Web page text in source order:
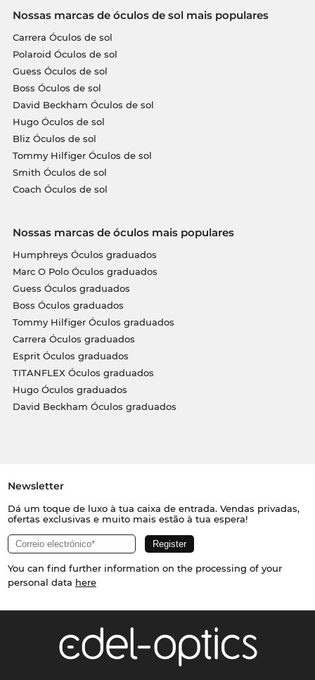
Nossas marcas de óculos de sol mais populares
Carrera Óculos de sol
Polaroid Óculos de sol
Guess Óculos de sol
Boss Óculos de sol
David Beckham Óculos de sol
Hugo Óculos de sol
Bliz Óculos de sol
Tommy Hilfiger Óculos de sol
Smith Óculos de sol
Coach Óculos de sol
Nossas marcas de óculos mais populares
Humphreys Óculos graduados
Marc O Polo Óculos graduados
Guess Óculos graduados
Boss Óculos graduados
Tommy Hilfiger Óculos graduados
Carrera Óculos graduados
Esprit Óculos graduados
TITANFLEX Óculos graduados
Hugo Óculos graduados
David Beckham Óculos graduados
Newsletter
Dá um toque de luxo à tua caixa de entrada. Vendas privadas,
ofertas exclusivas e muito mais estão à tua espera!
You can find further information on the processing of your
personal data here